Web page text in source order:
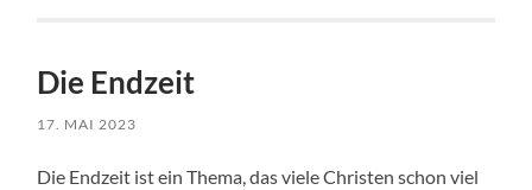
Die Endzeit
17. MAI 2023
Die Endzeit ist ein Thema, das viele Christen schon viel